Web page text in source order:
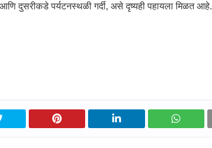
दुसरीकडे पर्यटनस्थळी गर्दी, असे दृष्यही पहायला मिळत आहे.